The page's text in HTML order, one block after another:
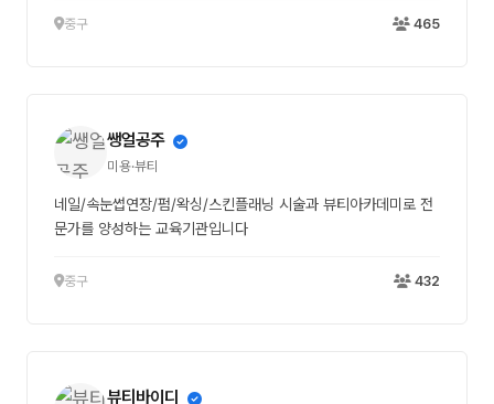
중구 465
쌩얼공주
미용·뷰티
네일/속눈썹연장/펌/왁싱/스킨플래닝 시술과 뷰티아카데미로 전
문가를 양성하는 교육기관입니다
중구 432
뷰티바이디